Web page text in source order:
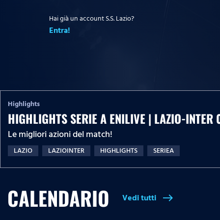
Hai già un account S.S. Lazio?
Entra!
Highlights
HIGHLIGHTS SERIE A ENILIVE | LAZIO-INTER
Le migliori azioni del match!
LAZIO LAZIOINTER HIGHLIGHTS SERIEA
CALENDARIO Vedi tutti east